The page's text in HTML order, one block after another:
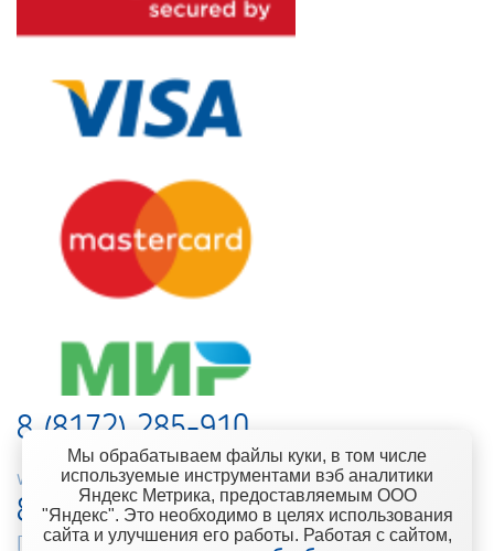
8 (8172) 285-910
web-support@kontinent.ru
8 900 501-25-53
Горячая линия интернет-магазина
Мы обрабатываем файлы куки, в том числе
используемые инструментами вэб аналитики
Яндекс Метрика, предоставляемым ООО
"Яндекс". Это необходимо в целях использования
сайта и улучшения его работы. Работая с сайтом,